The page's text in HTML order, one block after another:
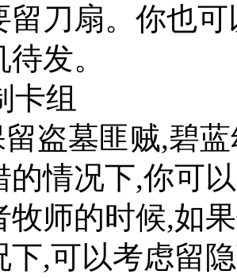
留刀扇。你也
发。
卡组
盗墓匪贼,碧
的情况下,你可
牧师的时候,如
下,可以考虑留